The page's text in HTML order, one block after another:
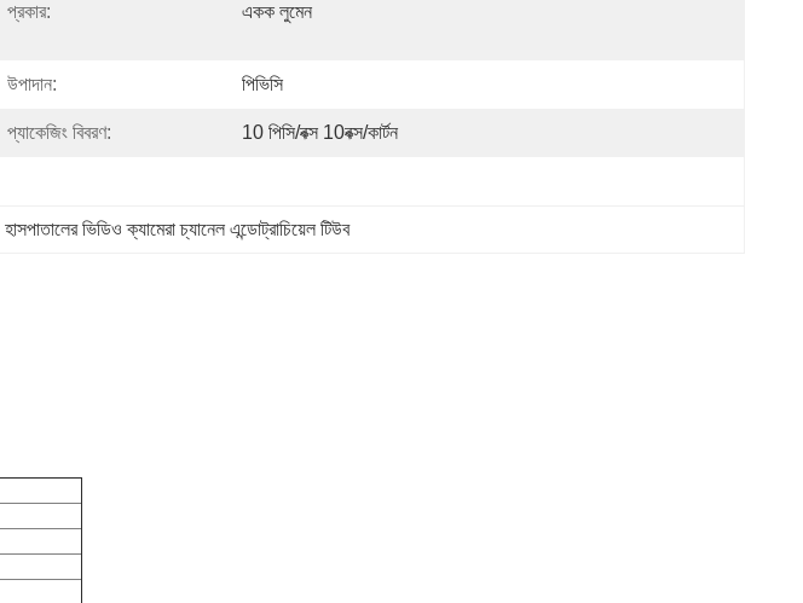
প্রকার: একক লুমেন
উপাদান: পিভিসি
প্যাকেজিং বিবরণ: 10 পিসি/বক্স 10বক্স/কার্টন
হাসপাতালের ভিডিও ক্যামেরা চ্যানেল এন্ডোট্রাচিয়েল টিউব